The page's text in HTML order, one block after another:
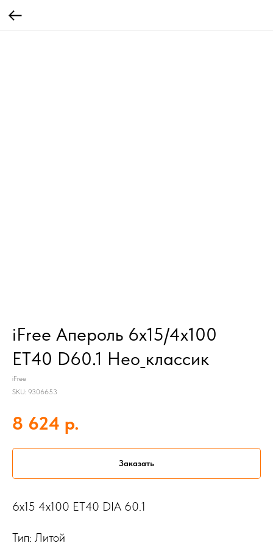
iFree Апероль 6x15/4x100
ET40 D60.1 Нео_классик
iFree
SKU: 9306653
8 624 р.
Заказать
6x15 4x100 ET40 DIA 60.1
Тип: Литой